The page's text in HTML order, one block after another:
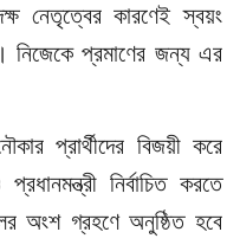
নেতৃত্বের কারণেই স্বয়ং
নিজেকে প্রমাণের জন্য এর
প্রার্থীদের বিজয়ী করে
নির্বাচিত করতে
অংশ গ্রহণে অনুষ্ঠিত হবে